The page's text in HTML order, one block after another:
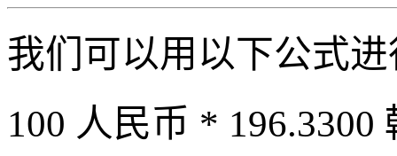
我们可以用以下公式
100 人民币 * 196.3300